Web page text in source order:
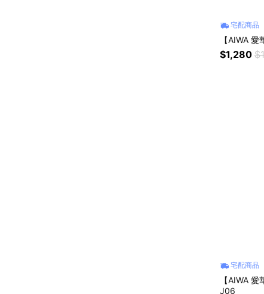
宅配商品
【AIWA
$1,280
宅配商品
【AIWA
J06